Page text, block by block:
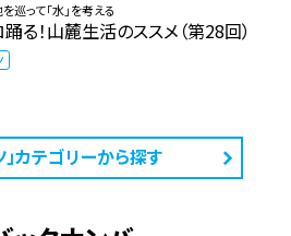
巡って「水」を考える
る！山麓生活のススメ（第28回）
」カテゴリーから探す